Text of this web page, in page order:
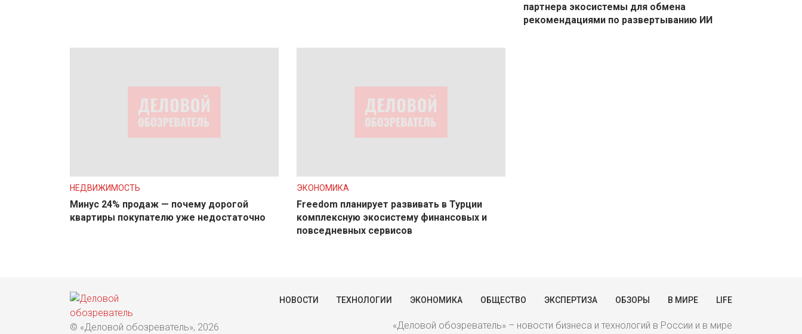
партнера экосистемы для обмена
рекомендациями по развертыванию ИИ
НЕДВИЖИМОСТЬ
Минус 24% продаж — почему дорогой
квартиры покупателю уже недостаточно
ЭКОНОМИКА
Freedom планирует развивать в Турции
комплексную экосистему финансовых и
повседневных сервисов
© «Деловой обозреватель», 2026
НОВОСТИ ТЕХНОЛОГИИ ЭКОНОМИКА ОБЩЕСТВО ЭКСПЕРТИЗА ОБЗОРЫ В МИРЕ LIFE
«Деловой обозреватель» – новости бизнеса и технологий в России и в мире